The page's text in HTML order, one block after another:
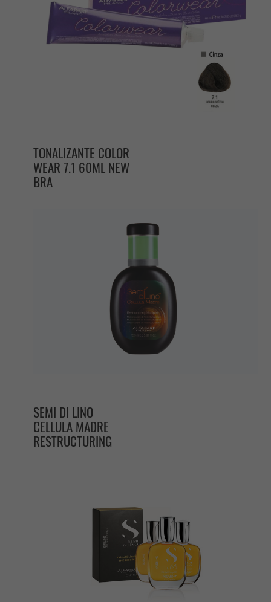
TONALIZANTE COLOR
WEAR 7.1 60ML NEW
BRA
SEMI DI LINO
CELLULA MADRE
RESTRUCTURING